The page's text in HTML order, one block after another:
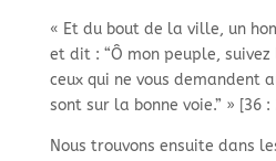
« Et du bout de la ville, un
et dit : “Ô mon peuple, suivez
ceux qui ne vous demandent
sont sur la bonne voie.” » [36 :
Nous trouvons ensuite dans